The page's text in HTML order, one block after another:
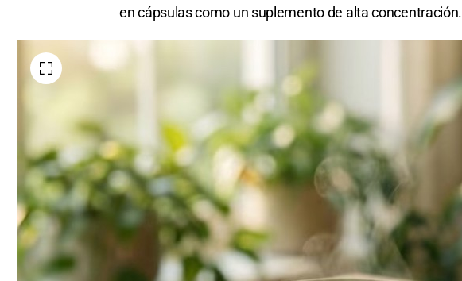
en cápsulas como un suplemento de alta concentración.